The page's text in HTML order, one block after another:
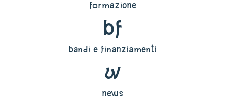
formazione
bf
bandi e finanziamenti
w
news